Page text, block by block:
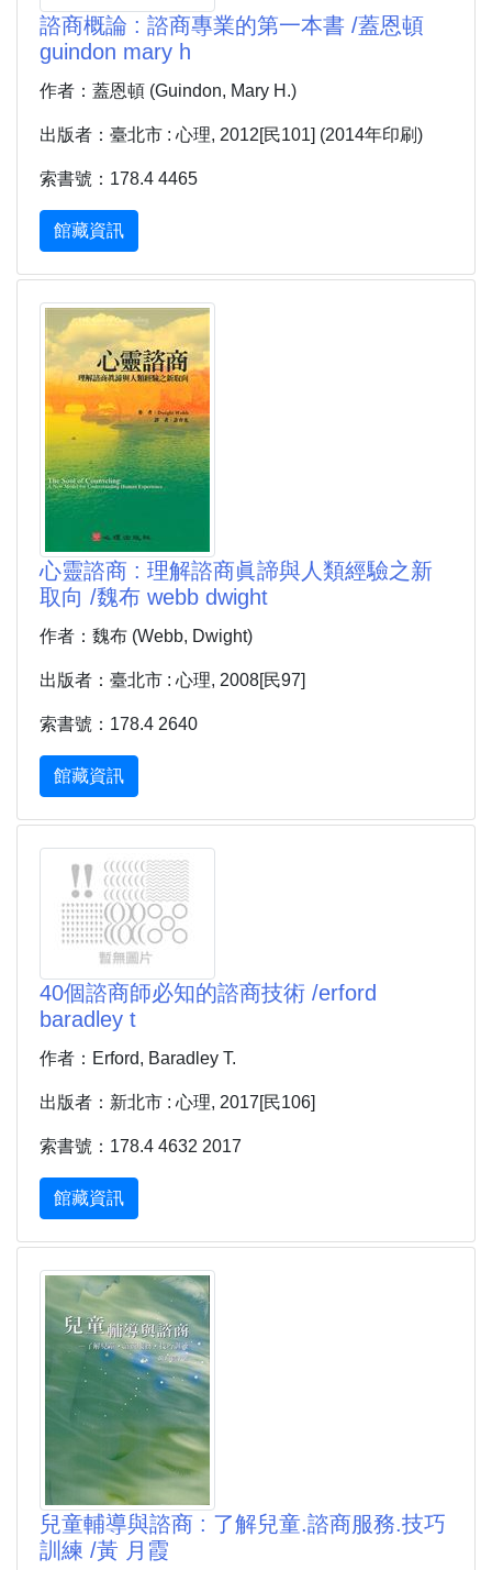
諮商概論 : 諮商專業的第一本書 /蓋恩頓
guindon mary h
作者：蓋恩頓 (Guindon, Mary H.)
出版者：臺北市 : 心理, 2012[民101] (2014年印刷)
索書號：178.4 4465
館藏資訊
心靈諮商 : 理解諮商眞諦與人類經驗之新
取向 /魏布 webb dwight
作者：魏布 (Webb, Dwight)
出版者：臺北市 : 心理, 2008[民97]
索書號：178.4 2640
館藏資訊
40個諮商師必知的諮商技術 /erford
baradley t
作者：Erford, Baradley T.
出版者：新北市 : 心理, 2017[民106]
索書號：178.4 4632 2017
館藏資訊
兒童輔導與諮商 : 了解兒童.諮商服務.技巧
訓練 /黃 月霞